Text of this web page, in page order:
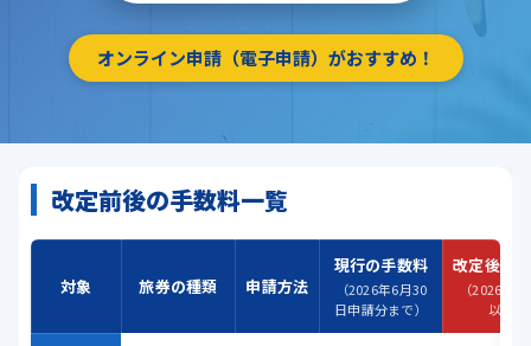
オンライン申請（電子申請）がおすすめ！
改定前後の手数料一覧
対象 旅券の種類 申請方法
現行の手数料
（2026年6月30
日申請分まで）
改定後の
（2026年7
以降）